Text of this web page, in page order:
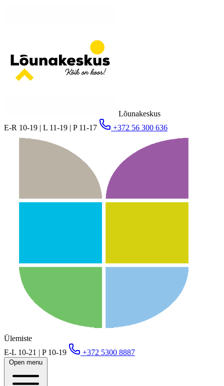
Lõunakeskus
E-R 10-19 | L 11-19 | P 11-17
+372 56 300 636
Ülemiste
E-L 10-21 | P 10-19
+372 5300 8887
Open menu